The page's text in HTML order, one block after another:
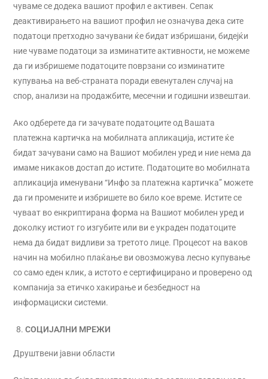
чуваме се додека вашиот профил е активен. Сепак
деактивирањето на вашиот профил не означува дека сите
податоци претходно зачувани ќе бидат избришани, бидејќи
ние чуваме податоци за изминатите активности, не можеме
да ги избришеме податоците поврзани со изминатите
купувања на веб-страната поради евенутален случај на
спор, анализи на продажбите, месечни и годишни извештаи.
Ако одберете да ги зачувате податоците од Вашата
платежна картичка на мобилната апликација, истите ќе
бидат зачувани само на Вашиот мобилен уред и ние нема да
имаме никаков достап до истите. Податоците во мобилната
апликација именувани “Инфо за платежна картичка” можете
да ги промените и избришете во било кое време. Истите се
чуваат во енкриптирана форма на Вашиот мобилен уред и
доколку истиот го изгубите или ви е украден податоците
нема да бидат видливи за третото лице. Процесот на ваков
начин на мобилно плаќање ви овозможува лесно купување
со само еден клик, а истото е сертифицирано и проверено од
компанија за етичко хакирање и безбедност на
информациски системи.
СОЦИЈАЛНИ МРЕЖИ
Друштвени јавни области